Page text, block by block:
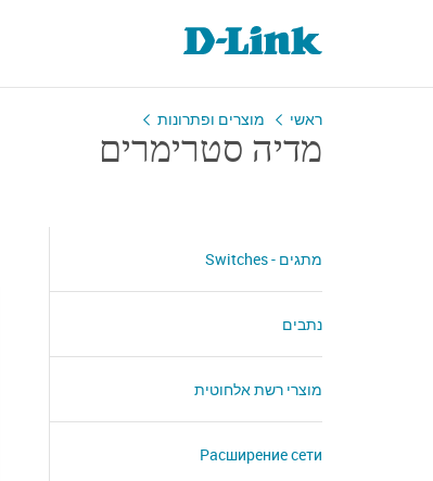
ראשי מוצרים ופתרונות
מדיה סטרימרים
מתגים - Switches
נתבים
מוצרי רשת אלחוטית
Расширение сети